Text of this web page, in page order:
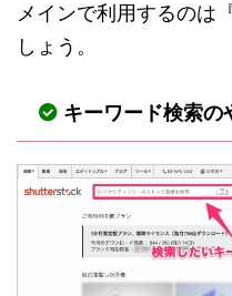
メインで利用するのは
しょう。
キーワード検索の